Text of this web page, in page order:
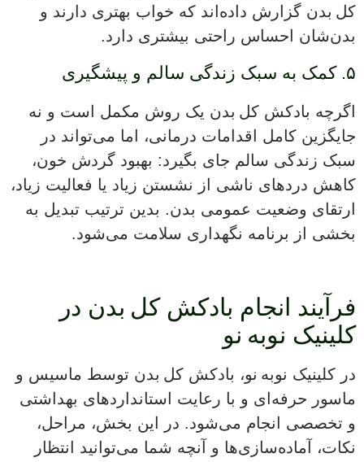
کل بدن گزارش داده‌اند که خواب بهتری دارند و
بدن‌شان احساس راحتی بیشتری دارد.
۵. کمک به سبک زندگی سالم و پیشگیری
اگرچه بادکش کل بدن یک روش مکمل است و نه
جایگزین کامل اقدامات درمانی، اما می‌تواند در
سبک زندگی سالم جای بگیرد: بهبود گردش خون،
کاهش دردهای ناشی از نشستن زیاد یا فعالیت زیاد،
ارتقای وضعیت عمومی بدن. بدین ترتیب تبدیل به
بخشی از برنامه نگهداری سلامت می‌شود.
فرآیند انجام بادکش کل بدن در
کلینیک نوبه نو
در کلینیک نوبه نو، بادکش کل بدن توسط ماسیس و
ماسور حرفه‌ای و با رعایت استانداردهای بهداشتی
و تخصصی انجام می‌شود. در این بخش، مراحل،
نکات، آماده‌سازی‌ها و آنچه شما می‌توانید انتظار